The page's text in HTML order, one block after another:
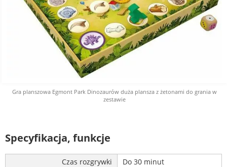
Gra planszowa Egmont Park Dinozaurów duża plansza z żetonami do grania w
zestawie
Specyfikacja, funkcje
Czas rozgrywki
Do 30 minut